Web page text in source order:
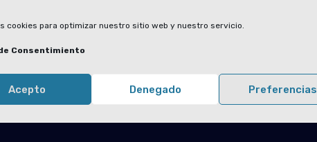
cookies para optimizar nuestro sitio web y nuestro servicio.
Consentimiento
Acepto Denegado Preferencias